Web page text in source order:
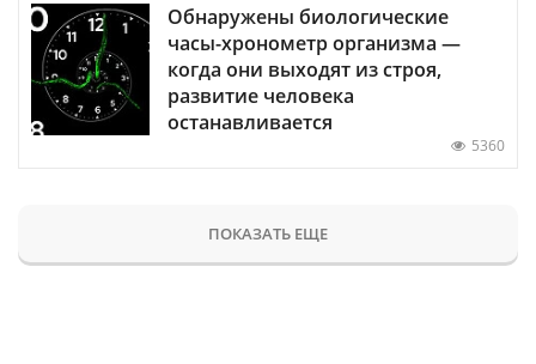
Обнаружены биологические
часы-хронометр организма —
когда они выходят из строя,
развитие человека
останавливается
5360
ПОКАЗАТЬ ЕЩЕ